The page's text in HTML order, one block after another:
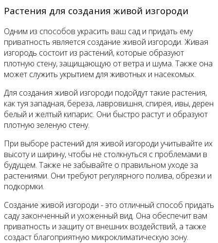
Растения для создания живой изгороди
Одним из способов украсить ваш сад и придать ему
приватность является создание живой изгороди. Живая
изгородь состоит из растений, которые образуют
плотную стену, защищающую от ветра и шума. Также она
может служить укрытием для животных и насекомых.
Для создания живой изгороди подойдут такие растения,
как туя западная, береза, лавровишня, спирея, ивы, дерен
белый и желтый кипарис. Они быстро растут и образуют
плотную зеленую стену.
При выборе растений для живой изгороди учитывайте их
высоту и ширину, чтобы не столкнуться с проблемами в
будущем. Также не забывайте о правильном уходе за
растениями. Они требуют регулярного полива, обрезки и
подкормки.
Создание живой изгороди - это отличный способ придать
саду законченный и ухоженный вид. Она обеспечит вам
приватность и защиту от внешних воздействий, а также
создаст благоприятную микроклиматическую зону.